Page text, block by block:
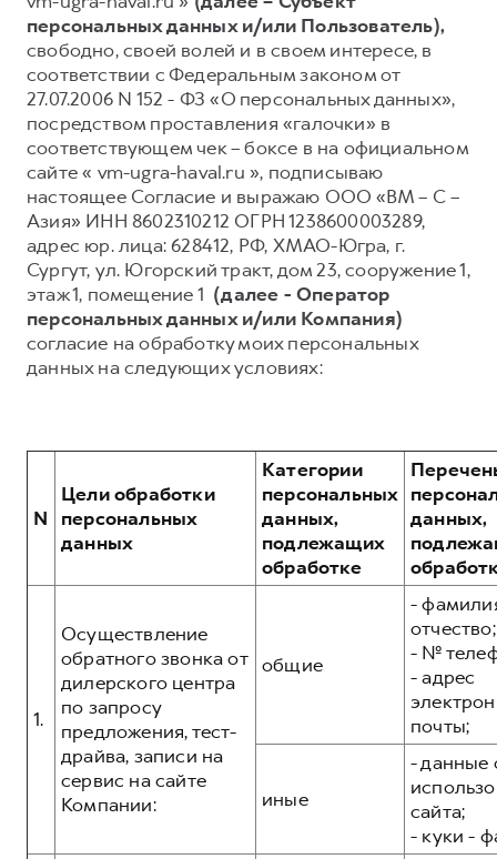
DARGO DARGO X
от 3 499 000 ₽
F7
от 2 899 000 ₽
F7X
от 3 599 000 ₽
Тест-драйв
Трейд-ин
КРЕДИТ И СТРАХОВАНИЕ
Кредитный калькулятор
Страхование
Кредит
КОРПОРАТИВНЫМ КЛИЕНТАМ
Для малого бизнеса
Система управления автопарком
Сервис для корпоративных клиентов
HAVAL Лизинг
Автомобильные аксессуары
Коллекция CITY
Коллекция Базовая
Коллекция Детская
СЕРВИСНОЕ ОБСЛУЖИВАНИЕ
Нулевое ТО
Программа «Помощь на дороге»
Регламенты технического обслуживания
Электронный ПТС
ПОДДЕРЖКА
GWM Безопасность
Гарантия HAVAL
Мобильное приложение GWM
АКСЕССУАРЫ HAVAL
Автомобильные аксессуары
Коллекция Базовая
Коллекция Детская
ИНФОРМАЦИЯ О ДИЛЕРЕ
О дилере
Наша команда
Контакты
персональных данных и/или Пользователь),
свободно, своей волей и в своем интересе, в
соответствии с Федеральным законом от
27.07.2006 N 152 - ФЗ «О персональных данных»,
посредством проставления «галочки» в
соответствующем чек – боксе в на официальном
сайте « vm-ugra-haval.ru », подписываю
настоящее Согласие и выражаю ООО «ВМ – С –
Азия» ИНН 8602310212 ОГРН 1238600003289,
адрес юр. лица: 628412, РФ, ХМАО-Югра, г.
Сургут, ул. Югорский тракт, дом 23, сооружение 1,
этаж 1, помещение 1 (далее - Оператор
персональных данных и/или Компания)
согласие на обработку моих персональных
данных на следующих условиях:
N
Цели обработки
персональных
данных
Категории
персональных
данных,
подлежащих
обработке
данных,
1.
Осуществление
обратного звонка от
дилерского центра
по запросу
предложения, тест-
драйва, записи на
сервис на сайте
Компании:
общие
-
отчество;
- №
- адрес
почты;
иные
- данные
сайта;
- куки -